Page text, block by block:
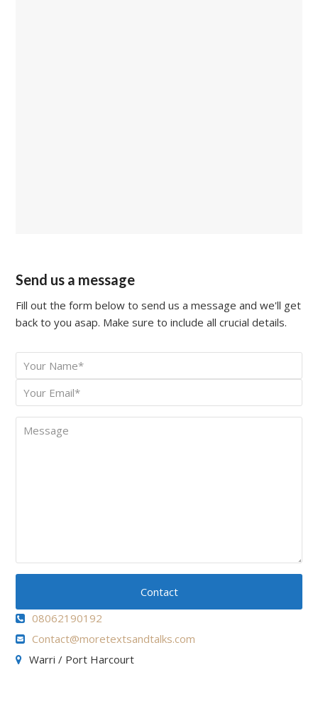
Send us a message
Fill out the form below to send us a message and we'll get
back to you asap. Make sure to include all crucial details.
Your
Name *
Your
Email
Message
Contact
08062190192
Contact@moretextsandtalks.com
Warri / Port Harcourt